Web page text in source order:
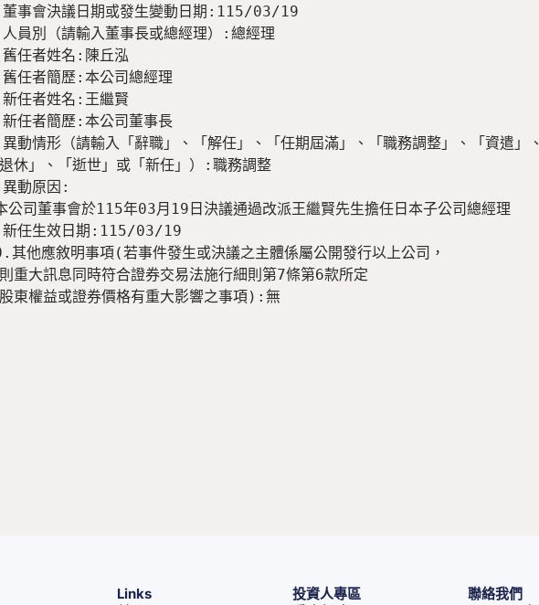
事會決議日期或發生變動日期:115/03/19
員別（請輸入董事長或總經理）:總經理
任者姓名:陳丘泓
任者簡歷:本公司總經理
任者姓名:王繼賢
任者簡歷:本公司董事長
動情形（請輸入「辭職」、「解任」、「任期屆滿」、「職務調整」、「資遣」、
退休」、「逝世」或「新任」）:職務調整
動原因:
任生效日期:115/03/19
其他應敘明事項(若事件發生或決議之主體係屬公開發行以上公司，
重大訊息同時符合證券交易法施行細則第7條第6款所定
東權益或證券價格有重大影響之事項):無
Links 投資人專區 聯絡我們